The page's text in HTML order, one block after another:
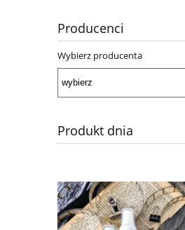
Producenci
Wybierz producenta
Produkt dnia